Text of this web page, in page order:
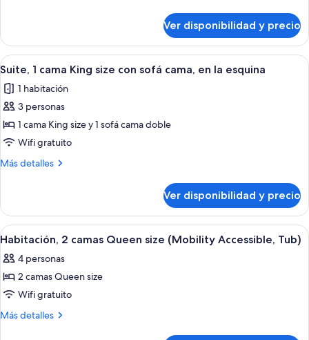
King
size
con
sofá
cama
junior,
cama
size
con
cama
Ver disponibilidad y precio
Ver
todas
las
fotos
de
Suite,
1
size
con
sofá
cama,
en
la
esquina
Una habitación de hotel con una
4
Suite, 1 cama King size con sofá cama, en la esquina
1 habitación
3 personas
1 cama King size y 1 sofá cama doble
Wifi gratuito
Más detalles
Más
1
cama
King
con
sofá
en
la
Ver disponibilidad y precio
Ver
todas
las
fotos
de
Habitación,
Habitación de hotel con dos camas,
3
Habitación, 2 camas Queen size (Mobility Accessible, Tub)
4 personas
2 camas Queen size
Wifi gratuito
Más detalles
Más